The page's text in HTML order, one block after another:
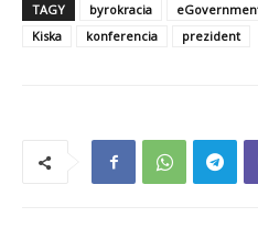
TAGY byrokracia
Kiska
konferencia prezident